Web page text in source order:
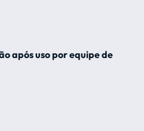
após uso por equipe de